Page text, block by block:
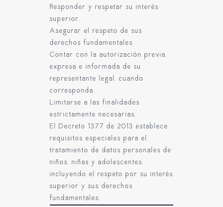
Responder y respetar su interés
superior.
Asegurar el respeto de sus
derechos fundamentales.
Contar con la autorización previa,
expresa e informada de su
representante legal, cuando
corresponda.
Limitarse a las finalidades
estrictamente necesarias.
El Decreto 1377 de 2013 establece
requisitos especiales para el
tratamiento de datos personales de
niños, niñas y adolescentes,
incluyendo el respeto por su interés
superior y sus derechos
fundamentales.